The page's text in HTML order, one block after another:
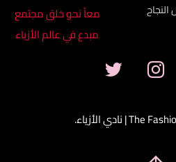
معاً نحو خلق مجتمع
مبدع في عالم الأزياء